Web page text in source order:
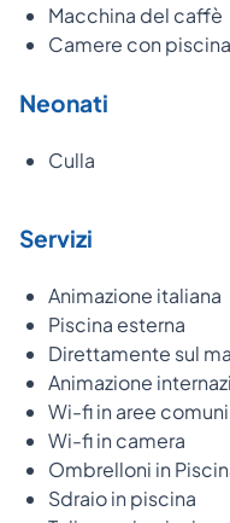
Macchina del caffè
Camere con
Neonati
Culla
Servizi
Animazione italiana
Piscina esterna
Direttamente sul
Animazione
Wi-fi in aree comuni
Wi-fi in camera
Ombrelloni in
Sdraio in piscina